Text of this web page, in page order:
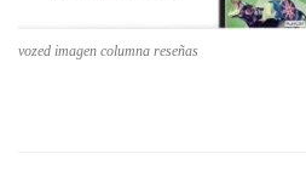
vozed imagen columna reseñas